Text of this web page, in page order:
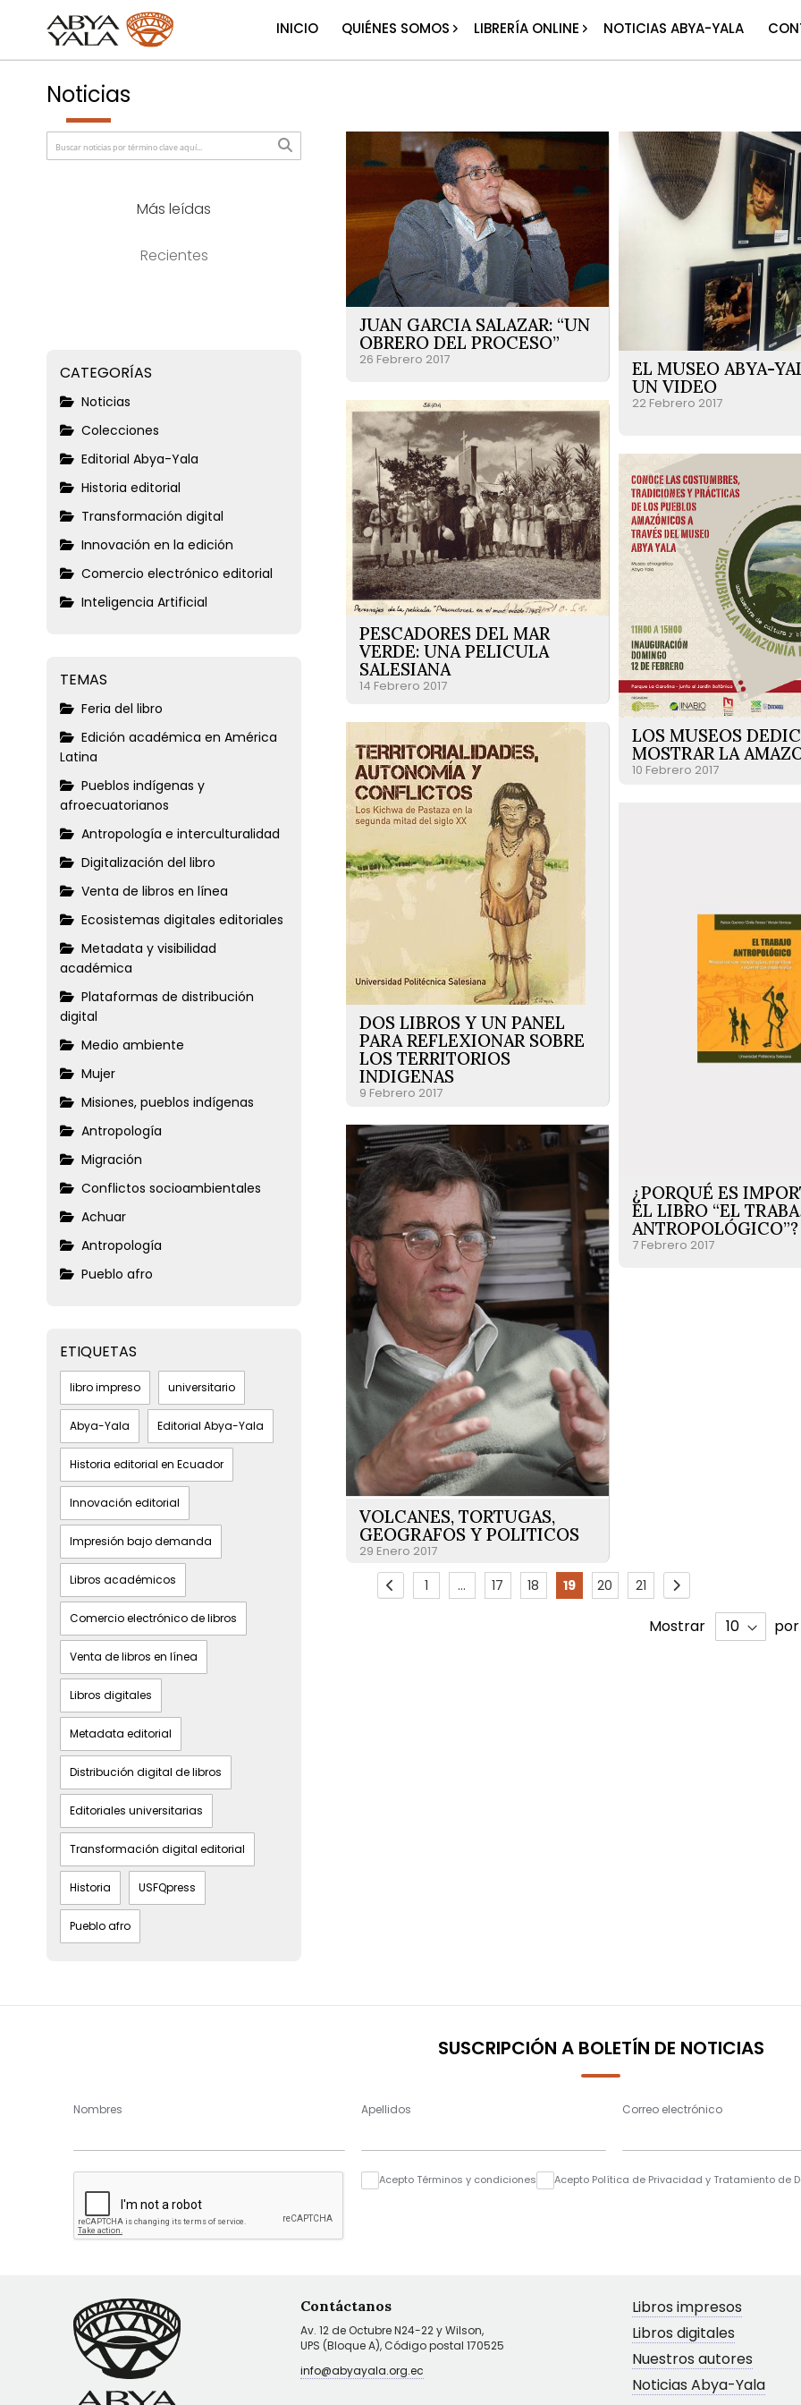
INICIO QUIÉNES SOMOS LIBRERÍA ONLINE NOTICIAS ABYA-YALA
Noticias
JUAN GARCIA SALAZAR: “UN
OBRERO DEL PROCESO”
26 Febrero 2017
EL MUSEO ABYA-
UN VIDEO
22 Febrero 2017
PESCADORES DEL MAR
VERDE: UNA PELICULA
SALESIANA
14 Febrero 2017
LOS MUSEOS
MOSTRAR LA
10 Febrero 2017
DOS LIBROS Y UN PANEL
PARA REFLEXIONAR SOBRE
LOS TERRITORIOS
INDIGENAS
9 Febrero 2017
¿PORQUÉ ES
EL LIBRO “EL
ANTROPOLÓGICO”?
7 Febrero 2017
VOLCANES, TORTUGAS,
GEOGRAFOS Y POLITICOS
29 Enero 2017
Page
PreviousPage
1 ...
Page
17
Page
18
You're currently reading page
19
Page
20
Page
21
Page
Siguiente
Mostrar
Más leídas
Recientes
CATEGORÍAS
Noticias
Colecciones
Editorial Abya-Yala
Historia editorial
Transformación digital
Innovación en la edición
Comercio electrónico editorial
Inteligencia Artificial
TEMAS
Feria del libro
Edición académica en América
Latina
Pueblos indígenas y
afroecuatorianos
Antropología e interculturalidad
Digitalización del libro
Venta de libros en línea
Ecosistemas digitales editoriales
Metadata y visibilidad
académica
Plataformas de distribución
digital
Medio ambiente
Mujer
Misiones, pueblos indígenas
Antropología
Migración
Conflictos socioambientales
Achuar
Antropología
Pueblo afro
ETIQUETAS
libro impreso universitario
Abya-Yala Editorial Abya-Yala
Historia editorial en Ecuador
Innovación editorial
Impresión bajo demanda
Libros académicos
Comercio electrónico de libros
Venta de libros en línea
Libros digitales
Metadata editorial
Distribución digital de libros
Editoriales universitarias
Transformación digital editorial
Historia USFQpress
Pueblo afro
SUSCRIPCIÓN A BOLETÍN DE NOTICIAS
Nombres Apellidos Correo electrónico
Acepto Términos y condiciones Acepto Política de Privacidad y Tratamiento de
Contáctanos
Av. 12 de Octubre N24-22 y Wilson,
UPS (Bloque A), Código postal 170525
info@abyayala.org.ec
Libros impresos
Libros digitales
Nuestros autores
Noticias Abya-Yala